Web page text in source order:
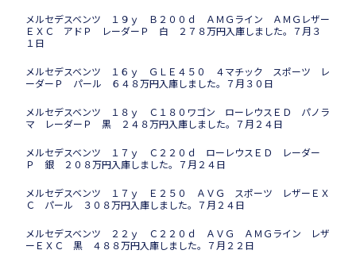
メルセデスベンツ １９ｙ Ｂ２００ｄ ＡＭＧライン ＡＭＧレザー
ＥＸＣ アドＰ レーダーＰ 白 ２７８万円入庫しました。７月３
１日
メルセデスベンツ １６ｙ ＧＬＥ４５０ ４マチック スポーツ レ
ーダーＰ パール ６４８万円入庫しました。７月３０日
メルセデスベンツ １８ｙ Ｃ１８０ワゴン ローレウスＥＤ パノラ
マ レーダーＰ 黒 ２４８万円入庫しました。７月２４日
メルセデスベンツ １７ｙ Ｃ２２０ｄ ローレウスＥＤ レーダー
Ｐ 銀 ２０８万円入庫しました。７月２４日
メルセデスベンツ １７ｙ Ｅ２５０ ＡＶＧ スポーツ レザーＥＸ
Ｃ パール ３０８万円入庫しました。７月２４日
メルセデスベンツ ２２ｙ Ｃ２２０ｄ ＡＶＧ ＡＭＧライン レザ
ーＥＸＣ 黒 ４８８万円入庫しました。７月２２日